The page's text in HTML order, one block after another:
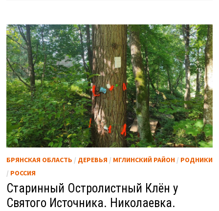
БРЯНСКАЯ ОБЛАСТЬ / ДЕРЕВЬЯ / МГЛИНСКИЙ РАЙОН/ РОДНИКИ
/ РОССИЯ
Старинный Остролистный Клён у
Святого Источника. Николаевка.